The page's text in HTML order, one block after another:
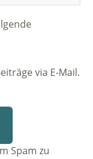
via E-Mail.
Spam zu